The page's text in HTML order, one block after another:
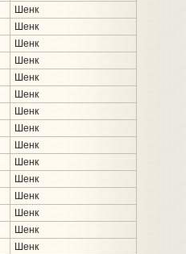
Шенк
Шенк
Шенк
Шенк
Шенк
Шенк
Шенк
Шенк
Шенк
Шенк
Шенк
Шенк
Шенк
Шенк
Шенк